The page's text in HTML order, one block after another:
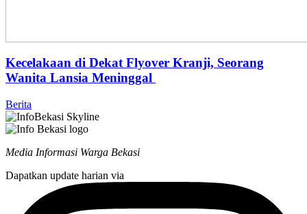
Kecelakaan di Dekat Flyover Kranji, Seorang
Wanita Lansia Meninggal
Berita
Media Informasi Warga Bekasi
Dapatkan update harian via